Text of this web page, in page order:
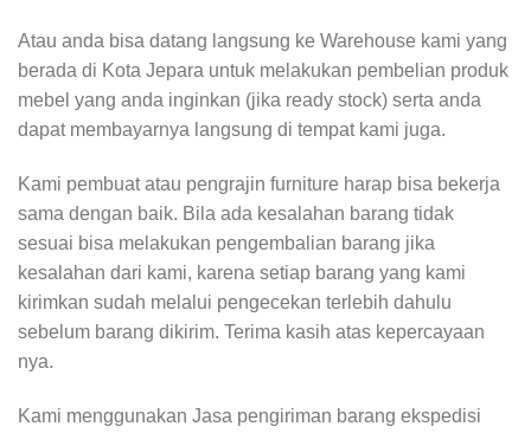
Atau anda bisa datang langsung ke Warehouse kami yang
berada di Kota Jepara untuk melakukan pembelian produk
mebel yang anda inginkan (jika ready stock) serta anda
dapat membayarnya langsung di tempat kami juga.
Kami pembuat atau pengrajin furniture harap bisa bekerja
sama dengan baik. Bila ada kesalahan barang tidak
sesuai bisa melakukan pengembalian barang jika
kesalahan dari kami, karena setiap barang yang kami
kirimkan sudah melalui pengecekan terlebih dahulu
sebelum barang dikirim. Terima kasih atas kepercayaan
nya.
Kami menggunakan Jasa pengiriman barang ekspedisi